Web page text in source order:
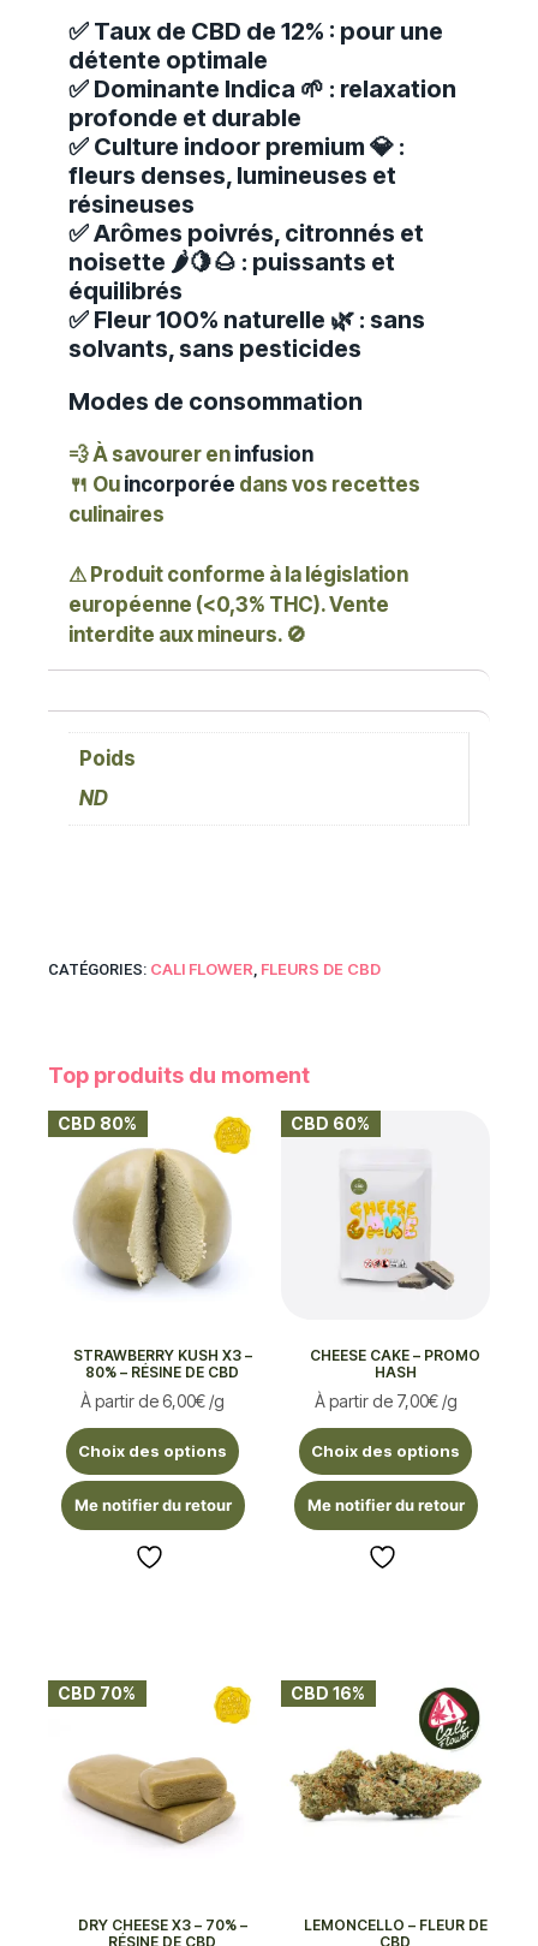
✅ Taux de CBD de 12% : pour une
détente optimale
✅ Dominante Indica 🌱 : relaxation
profonde et durable
✅ Culture indoor premium 💎 :
fleurs denses, lumineuses et
résineuses
✅ Arômes poivrés, citronnés et
noisette 🌶️🍋🌰 : puissants et
équilibrés
✅ Fleur 100% naturelle 🌿 : sans
solvants, sans pesticides
Modes de consommation
💨À savourer en infusion
🍴 Ou incorporée dans vos recettes
culinaires
⚠ Produit conforme à la législation
européenne (<0,3% THC). Vente
interdite aux mineurs. 🚫
Poids
ND
CATÉGORIES: CALI FLOWER FLEURS DE CBD
Top produits du moment
CBD 80%
STRAWBERRY KUSH X3 –
80% – RÉSINE DE CBD
À partir de6,00€ /g
Choix des options
Me notifier du retour
CBD 60%
CHEESE CAKE – PROMO
HASH
À partir de 7,00€ /g
Choix des options
Me notifier du retour
CBD 70%
DRY CHEESE X3 – 70% –
RÉSINE DE CBD
CBD 16%
LEMONCELLO – FLEUR DE
CBD